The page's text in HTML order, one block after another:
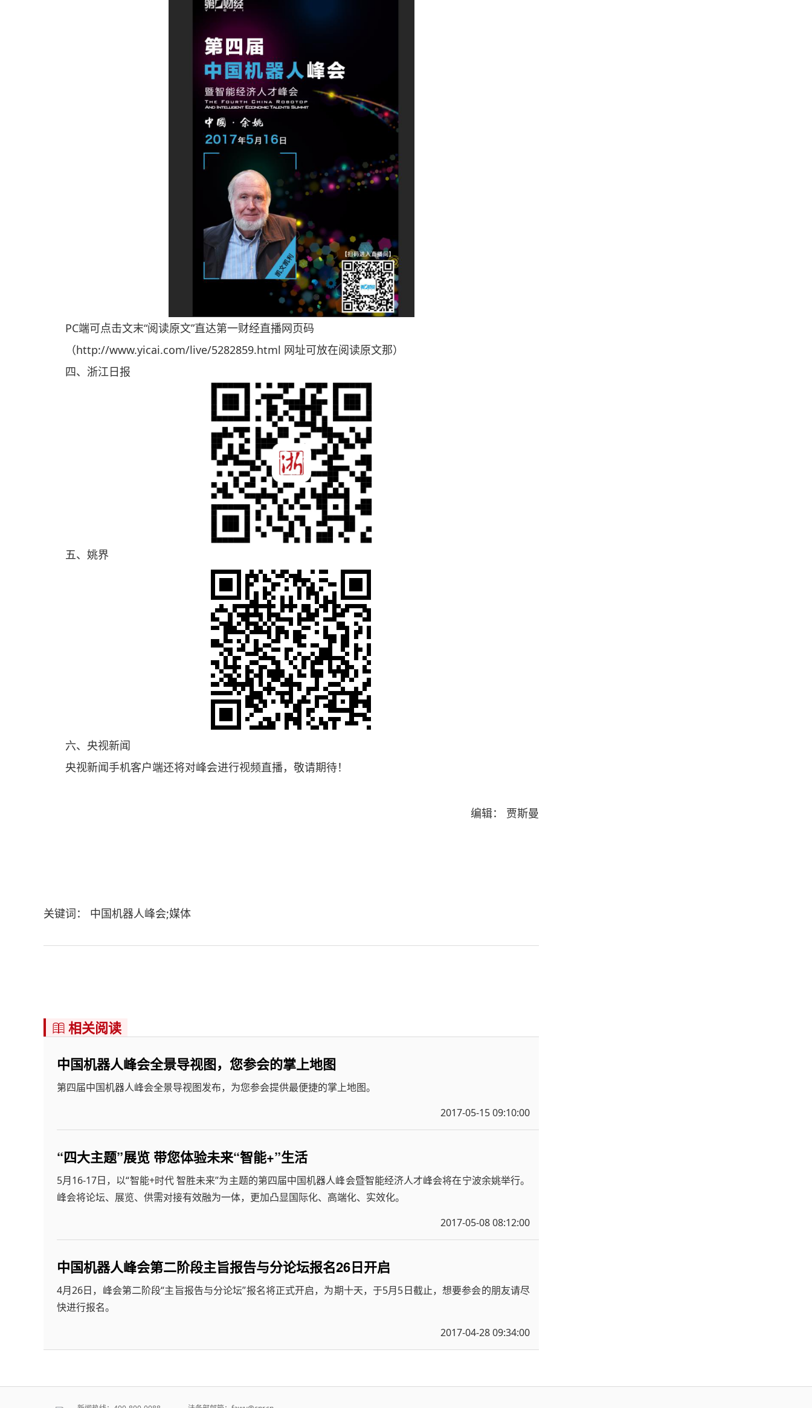
PC端可点击文末“阅读原文”直达第一财经直播网页码
（http://www.yicai.com/live/5282859.html 网址可放在阅读原文那）
四、浙江日报
五、姚界
六、央视新闻
央视新闻手机客户端还将对峰会进行视频直播，敬请期待！
编辑： 贾斯曼
关键词： 中国机器人峰会;媒体
 相关阅读
中国机器人峰会全景导视图，您参会的掌上地图
第四届中国机器人峰会全景导视图发布，为您参会提供最便捷的掌上地图。
2017-05-15 09:10:00
“四大主题”展览 带您体验未来“智能+”生活
5月16-17日，以“智能+时代 智胜未来”为主题的第四届中国机器人峰会暨智能经济人才峰会将在宁波余姚举行。
峰会将论坛、展览、供需对接有效融为一体，更加凸显国际化、高端化、实效化。
2017-05-08 08:12:00
中国机器人峰会第二阶段主旨报告与分论坛报名26日开启
4月26日，峰会第二阶段“主旨报告与分论坛”报名将正式开启，为期十天，于5月5日截止，想要参会的朋友请尽
快进行报名。
2017-04-28 09:34:00